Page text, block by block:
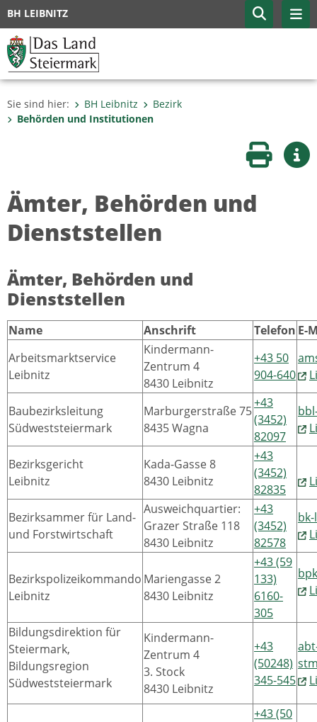
BH LEIBNITZ
Sie sind hier: BH Leibnitz
Bezirk
Behörden und Institutionen
Seite
Ämter, Behörden und
Dienststellen
Ämter, Behörden und
Dienststellen
Name Anschrift Telefon E-
Arbeitsmarktservice
Leibnitz
Kindermann-
Zentrum 4
8430 Leibnitz
+43 50
904-640
Baubezirksleitung
Südweststeiermark
Marburgerstraße 75
8435 Wagna
+43
(3452)
82097
Bezirksgericht
Leibnitz
Kada-Gasse 8
8430 Leibnitz
+43
(3452)
82835
Bezirksammer für Land-
und Forstwirtschaft
Ausweichquartier:
Grazer Straße 118
8430 Leibnitz
+43
(3452)
82578
Bezirkspolizeikommando
Leibnitz
Mariengasse 2
8430 Leibnitz
+43 (59
133)
6160-
305
Bildungsdirektion für
Steiermark,
Bildungsregion
Südweststeiermark
Kindermann-
Zentrum 4
3. Stock
8430 Leibnitz
+43
(50248)
345-545
+43 (50